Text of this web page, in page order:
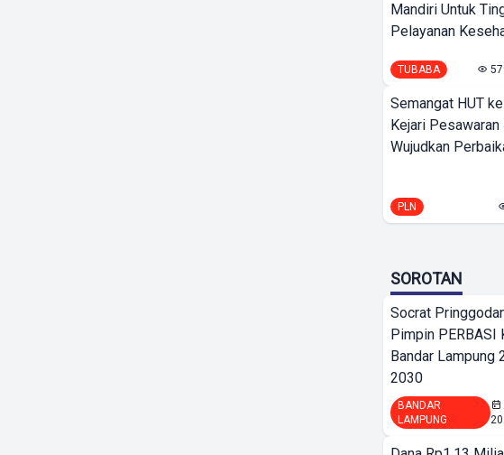
Mandiri Untuk
Pelayanan
TUBABA
Semangat HUT
Kejari
Wujudkan
PLN
SOROTAN
Socrat
Pimpin PERBASI
Bandar Lampung
2030
BANDAR
LAMPUNG